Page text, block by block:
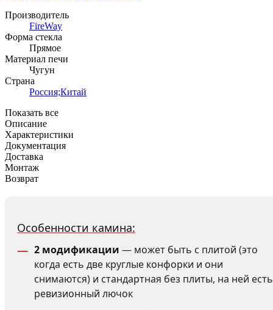
Производитель
FireWay
Форма стекла
Прямое
Материал печи
Чугун
Страна
Россия;Китай
Показать все
Описание
Характеристики
Документация
Доставка
Монтаж
Возврат
Особенности камина:
2 модификации — может быть с плитой (это
когда есть две круглые конфорки и они
снимаются) и стандартная без плиты, на ней есть
ревизионный лючок